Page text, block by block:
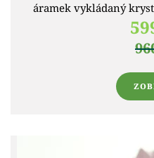
áramek vykládaný